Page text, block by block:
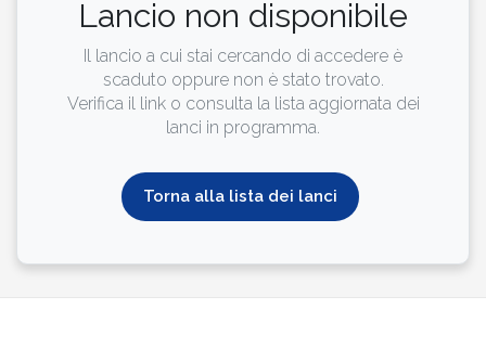
Lancio non disponibile
Il lancio a cui stai cercando di accedere è
scaduto oppure non è stato trovato.
Verifica il link o consulta la lista aggiornata dei
lanci in programma.
Torna alla lista dei lanci